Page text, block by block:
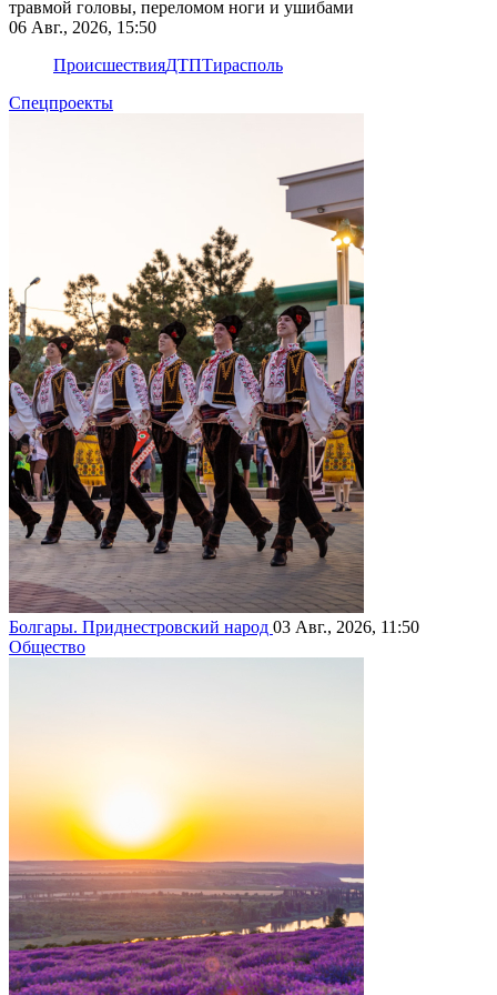
травмой головы, переломом ноги и ушибами
06 Авг., 2026, 15:50
ПроисшествияДТПТирасполь
Спецпроекты
Болгары. Приднестровский народ 03 Авг., 2026, 11:50
Общество